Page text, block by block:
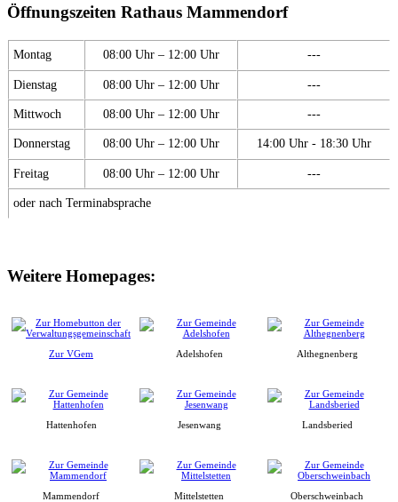
Öffnungszeiten Rathaus Mammendorf
Montag 08:00 Uhr – 12:00 Uhr ---
Dienstag 08:00 Uhr – 12:00 Uhr ---
Mittwoch 08:00 Uhr – 12:00 Uhr ---
Donnerstag 08:00 Uhr – 12:00 Uhr 14:00 Uhr - 18:30 Uhr
Freitag 08:00 Uhr – 12:00 Uhr ---
oder nach Terminabsprache
Weitere Homepages:
Zur VGem Adelshofen Althegnenberg
Hattenhofen Jesenwang Landsberied
Mammendorf Mittelstetten Oberschweinbach